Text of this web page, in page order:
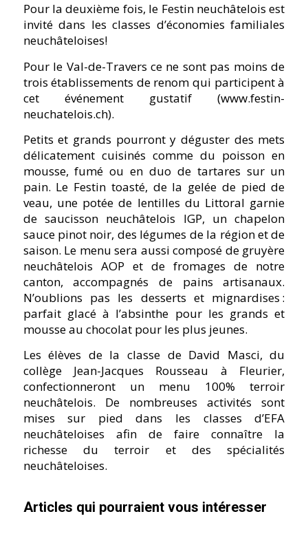
Pour la deuxième fois, le Festin neuchâtelois est
invité dans les classes d’économies familiales
neuchâteloises!
Pour le Val-de-Travers ce ne sont pas moins de
trois établissements de renom qui participent à
cet événement gustatif (www.festin-
neuchatelois.ch).
Petits et grands pourront y déguster des mets
délicatement cuisinés comme du poisson en
mousse, fumé ou en duo de tartares sur un
pain. Le Festin toasté, de la gelée de pied de
veau, une potée de lentilles du Littoral garnie
de saucisson neuchâtelois IGP, un chapelon
sauce pinot noir, des légumes de la région et de
saison. Le menu sera aussi composé de gruyère
neuchâtelois AOP et de fromages de notre
canton, accompagnés de pains artisanaux.
N’oublions pas les desserts et mignardises :
parfait glacé à l’absinthe pour les grands et
mousse au chocolat pour les plus jeunes.
Les élèves de la classe de David Masci, du
collège Jean-Jacques Rousseau à Fleurier,
confectionneront un menu 100% terroir
neuchâtelois. De nombreuses activités sont
mises sur pied dans les classes d’EFA
neuchâteloises afin de faire connaître la
richesse du terroir et des spécialités
neuchâteloises.
Articles qui pourraient vous intéresser